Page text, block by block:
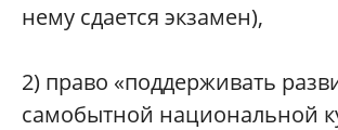
нему сдается экзамен),
2) право «поддерживать
самобытной национальной